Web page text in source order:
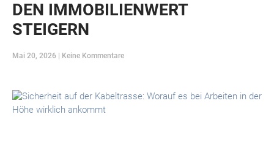
DEN IMMOBILIENWERT
STEIGERN
Mai 20, 2026 Keine Kommentare